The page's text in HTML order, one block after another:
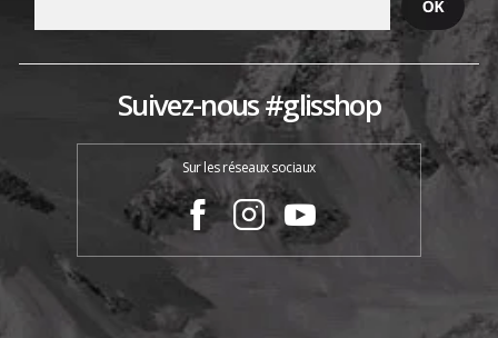
Suivez-nous #glisshop
Sur les réseaux sociaux